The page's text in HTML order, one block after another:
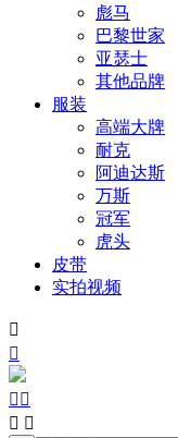
彪马
巴黎世家
亚瑟士
其他品牌
服装
高端大牌
耐克
阿迪达斯
万斯
冠军
虎头
皮带
实拍视频


 
 